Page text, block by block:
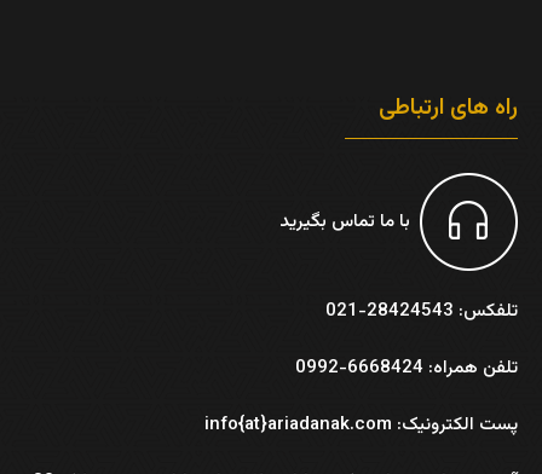
راه های ارتباطی
با ما تماس بگیرید
تلفکس: 28424543-021
تلفن همراه: 6668424-0992
پست الکترونیک: info{at}ariadanak.com